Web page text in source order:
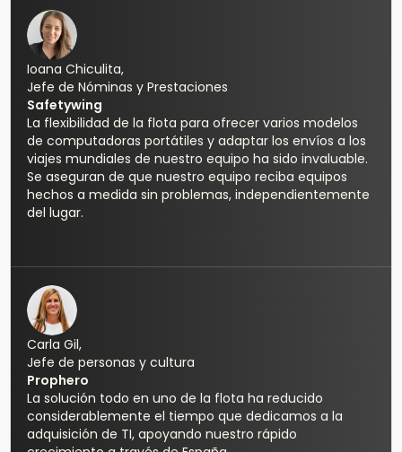
Ioana Chiculita,
Jefe de Nóminas y Prestaciones
Safetywing
La flexibilidad de la flota para ofrecer varios modelos
de computadoras portátiles y adaptar los envíos a los
viajes mundiales de nuestro equipo ha sido invaluable.
Se aseguran de que nuestro equipo reciba equipos
hechos a medida sin problemas, independientemente
del lugar.
Carla Gil,
Jefe de personas y cultura
Prophero
La solución todo en uno de la flota ha reducido
considerablemente el tiempo que dedicamos a la
adquisición de TI, apoyando nuestro rápido